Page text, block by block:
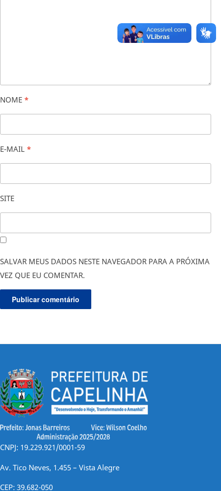
NOME *
E-MAIL *
SITE
SALVAR MEUS DADOS NESTE NAVEGADOR PARA A PRÓXIMA
VEZ QUE EU COMENTAR.
CNPJ: 19.229.921/0001-59
Av. Tico Neves, 1.455 – Vista Alegre
CEP: 39.682-050